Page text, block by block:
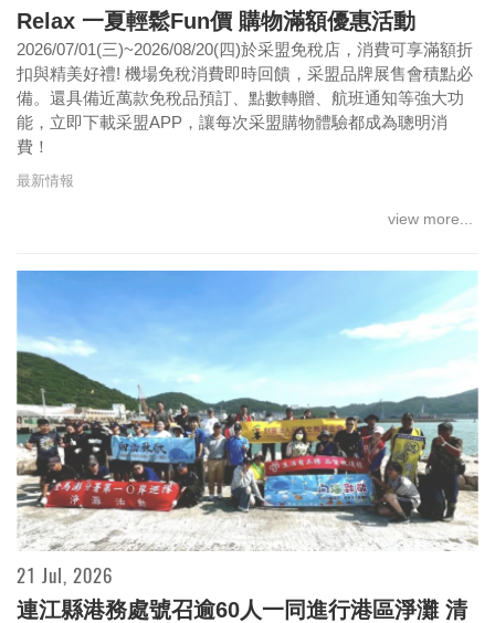
Relax 一夏輕鬆Fun價 購物滿額優惠活動
2026/07/01(三)~2026/08/20(四)於采盟免稅店，消費可享滿額折
扣與精美好禮! 機場免稅消費即時回饋，采盟品牌展售會積點必
備。還具備近萬款免稅品預訂、點數轉贈、航班通知等強大功
能，立即下載采盟APP，讓每次采盟購物體驗都成為聰明消
費！
最新情報
view more...
21 Jul, 2026
連江縣港務處號召逾60人一同進行港區淨灘 清